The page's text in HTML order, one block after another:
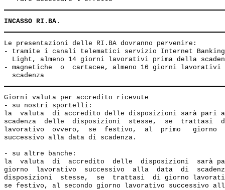
INCASSO RI.BA.
Le presentazioni delle RI.BA dovranno pervenire:
- tramite i canali telematici servizio Internet Banking
Light, almeno 14 giorni lavorativi prima della
- magnetiche  o  cartacee, almeno 16 giorni lavorativi
Giorni valuta per accredito ricevute
- su nostri sportelli:
la  valuta  di accredito delle disposizioni sarà pari
scadenza  delle  disposizioni  stesse,  se  trattasi
lavorativo  ovvero,  se  festivo,  al  primo   giorno
successivo alla data di scadenza.
- su altre banche:
la  valuta  di  accredito  delle  disposizioni  sarà
giorno  lavorativo  successivo  alla  data  di
disposizioni  stesse,  se  trattasi  di giorno
se festivo, al secondo giorno lavorativo successivo